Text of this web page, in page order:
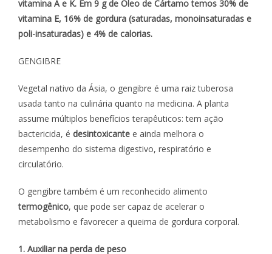
vitamina A e K. Em 9 g de Óleo de Cártamo temos 30% de
vitamina E, 16% de gordura (saturadas, monoinsaturadas e
poli-insaturadas) e 4% de calorias.
GENGIBRE
Vegetal nativo da Ásia, o gengibre é uma raiz tuberosa
usada tanto na culinária quanto na medicina. A planta
assume múltiplos benefícios terapêuticos: tem ação
bactericida, é desintoxicante e ainda melhora o
desempenho do sistema digestivo, respiratório e
circulatório.
O gengibre também é um reconhecido alimento
termogênico, que pode ser capaz de acelerar o
metabolismo e favorecer a queima de gordura corporal.
1. Auxiliar na perda de peso